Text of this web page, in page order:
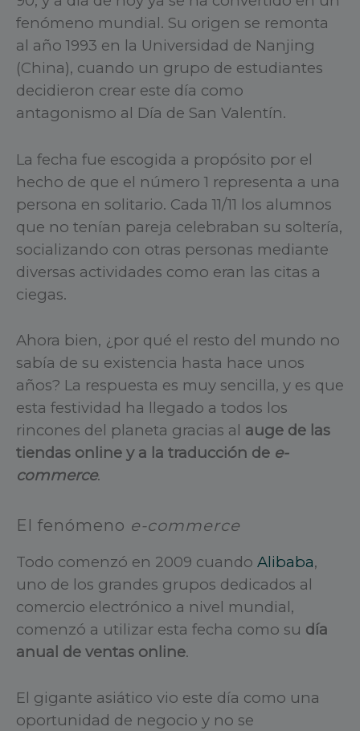
fenómeno mundial. Su origen se remonta
al año 1993 en la Universidad de Nanjing
(China), cuando un grupo de estudiantes
decidieron crear este día como
antagonismo al Día de San Valentín.
La fecha fue escogida a propósito por el
hecho de que el número 1 representa a una
persona en solitario. Cada 11/11 los alumnos
que no tenían pareja celebraban su soltería,
socializando con otras personas mediante
diversas actividades como eran las citas a
ciegas.
Ahora bien, ¿por qué el resto del mundo no
sabía de su existencia hasta hace unos
años? La respuesta es muy sencilla, y es que
esta festividad ha llegado a todos los
rincones del planeta gracias al auge de las
tiendas online y a la traducción de e-
commerce.
El fenómeno e-commerce
Todo comenzó en 2009 cuando Alibaba,
uno de los grandes grupos dedicados al
comercio electrónico a nivel mundial,
comenzó a utilizar esta fecha como su día
anual de ventas online.
El gigante asiático vio este día como una
oportunidad de negocio y no se